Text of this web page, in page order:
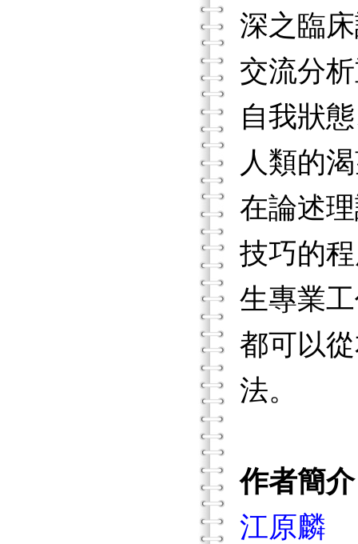
深之臨
交流分
自我狀
人類的
在論述
技巧的
生專業
都可以
法。
作者簡介
江原麟